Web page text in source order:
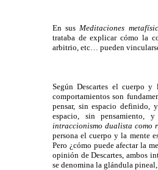
En susMeditaciones
trataba de explicar cómo la
arbitrio, etc… pueden
Según Descartes el cuerpo
comportamientos son
pensar, sin espacio definido,
espacio, sin
intraccionismo dualista como
persona el cuerpo y la mente
Pero ¿cómo puede afectar la
opinión de Descartes, ambos
se denomina la glándula